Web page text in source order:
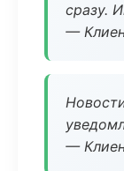
сразу.
—
—